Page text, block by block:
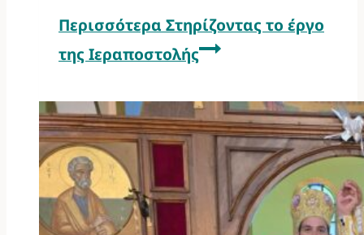
Περισσότερα Στηρίζοντας το έργο
της Ιεραποστολής